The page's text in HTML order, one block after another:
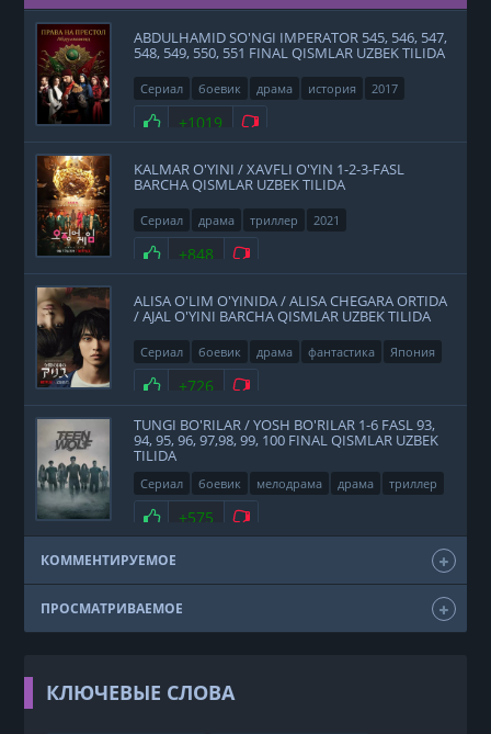
ABDULHAMID SO'NGI IMPERATOR 545, 546, 547,
548, 549, 550, 551 FINAL QISMLAR UZBEK TILIDA
Сериал боевик драма история 2017
Нравится
+1019 Не нравится
KALMAR O'YINI / XAVFLI O'YIN 1-2-3-FASL
BARCHA QISMLAR UZBEK TILIDA
Сериал драма триллер 2021
Нравится
+848 Не нравится
ALISA O'LIM O'YINIDA / ALISA CHEGARA ORTIDA
/ AJAL O'YINI BARCHA QISMLAR UZBEK TILIDA
Сериал боевик драма фантастика
Япония
2020
Нравится
+726 Не нравится
TUNGI BO'RILAR / YOSH BO'RILAR 1-6 FASL 93,
94, 95, 96, 97,98, 99, 100 FINAL QISMLAR UZBEK
TILIDA
Сериал боевик мелодрама драма
триллер
фэнтези
США 2011
Нравится
+575 Не нравится
КОММЕНТИРУЕМОЕ
ПРОСМАТРИВАЕМОЕ
КЛЮЧЕВЫЕ СЛОВА